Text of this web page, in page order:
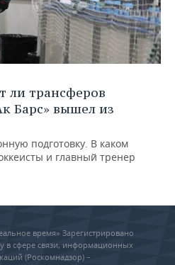
ли трансферов
Барс» вышел из
подготовку. В каком
и главный тренер
время» Зарегистрировано
в сфере связи, информационных
(Роскомнадзор) –